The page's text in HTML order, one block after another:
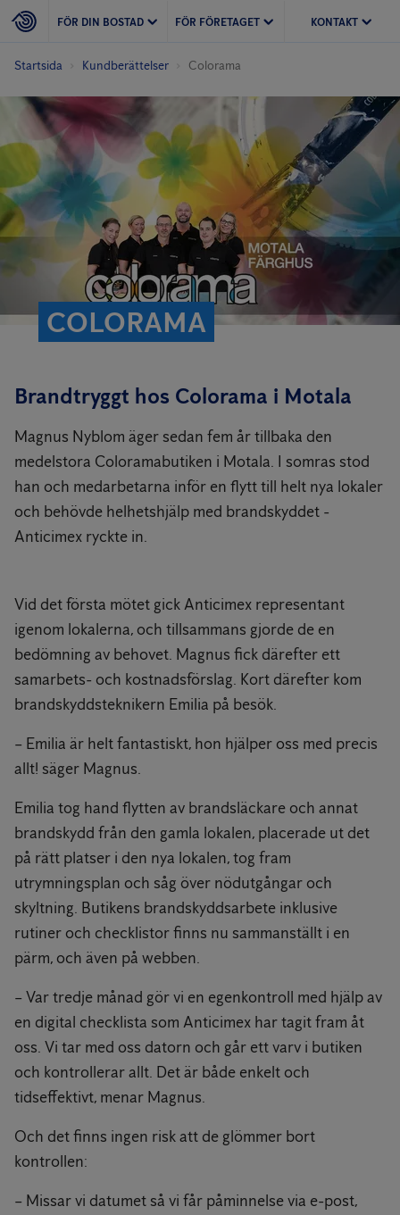
FÖR DIN BOSTAD FÖR FÖRETAGET KONTAKT
Startsida Kundberättelser Colorama
COLORAMA
Brandtryggt hos Colorama i Motala
Magnus Nyblom äger sedan fem år tillbaka den
medelstora Coloramabutiken i Motala. I somras stod
han och medarbetarna inför en flytt till helt nya lokaler
och behövde helhetshjälp med brandskyddet -
Anticimex ryckte in.
Vid det första mötet gick Anticimex representant
igenom lokalerna, och tillsammans gjorde de en
bedömning av behovet. Magnus fick därefter ett
samarbets- och kostnadsförslag. Kort därefter kom
brandskyddsteknikern Emilia på besök.
– Emilia är helt fantastiskt, hon hjälper oss med precis
allt! säger Magnus.
Emilia tog hand flytten av brandsläckare och annat
brandskydd från den gamla lokalen, placerade ut det
på rätt platser i den nya lokalen, tog fram
utrymningsplan och såg över nödutgångar och
skyltning. Butikens brandskyddsarbete inklusive
rutiner och checklistor finns nu sammanställt i en
pärm, och även på webben.
– Var tredje månad gör vi en egenkontroll med hjälp av
en digital checklista som Anticimex har tagit fram åt
oss. Vi tar med oss datorn och går ett varv i butiken
och kontrollerar allt. Det är både enkelt och
tidseffektivt, menar Magnus.
Och det finns ingen risk att de glömmer bort
kontrollen:
– Missar vi datumet så vi får påminnelse via e-post,